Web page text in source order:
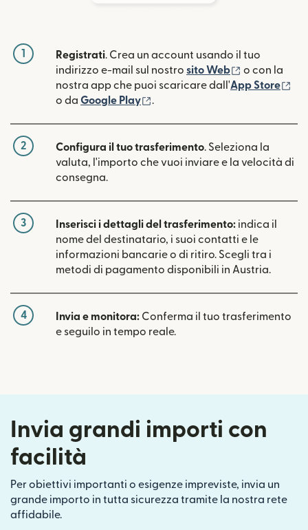
1 Registrati. Crea un account usando il tuo
indirizzo e-mail sul nostro sito Web (si apre in
o con la
nostra app che puoi scaricare dall'App Store
o da Google Play (si apre in una nuova finestra)
.
2 Configura il tuo trasferimento. Seleziona la
valuta, l'importo che vuoi inviare e la velocità di
consegna.
3 Inserisci i dettagli del trasferimento: indica il
nome del destinatario, i suoi contatti e le
informazioni bancarie o di ritiro. Scegli tra i
metodi di pagamento disponibili in Austria.
4 Invia e monitora: Conferma il tuo trasferimento
e seguilo in tempo reale.
Invia grandi importi con
facilità
Per obiettivi importanti o esigenze impreviste, invia un
grande importo in tutta sicurezza tramite la nostra rete
affidabile.